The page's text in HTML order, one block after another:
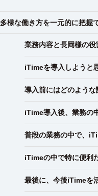
多様な働き方を一元的に把握
業務内容と長岡様の
iTimeを導入しようと
導入前にはどのよう
iTime導入後、業務の
普段の業務の中で、
iTimeの中で特に便利
最後に、今後iTimeを